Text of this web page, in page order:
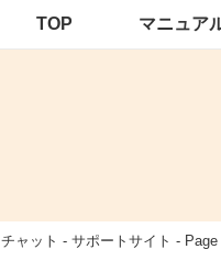
TOP マニュア
チャット - サポートサイト - Page